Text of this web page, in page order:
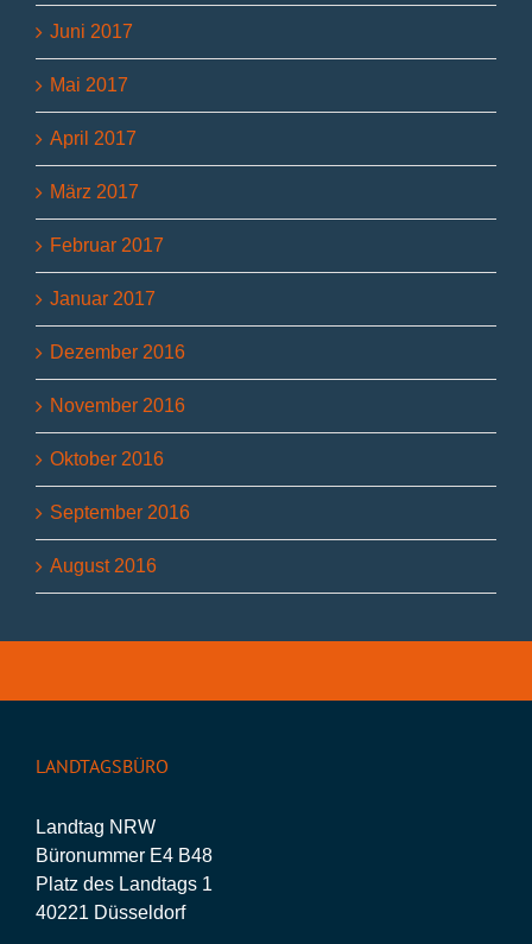
Juni 2017
Mai 2017
April 2017
März 2017
Februar 2017
Januar 2017
Dezember 2016
November 2016
Oktober 2016
September 2016
August 2016
LANDTAGSBÜRO
Landtag NRW
Büronummer E4 B48
Platz des Landtags 1
40221 Düsseldorf